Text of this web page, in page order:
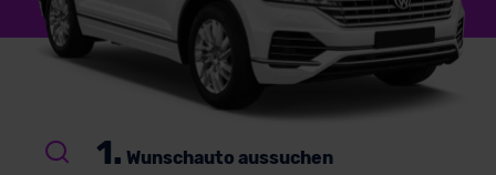
1. Wunschauto aussuchen